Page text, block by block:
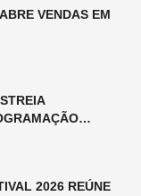
VENDAS EM
2026 REÚNE